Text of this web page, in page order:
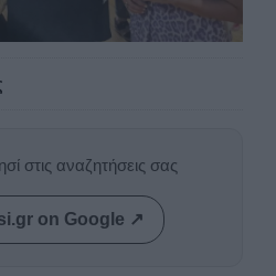
στις αναζητήσεις σας
on Google ↗